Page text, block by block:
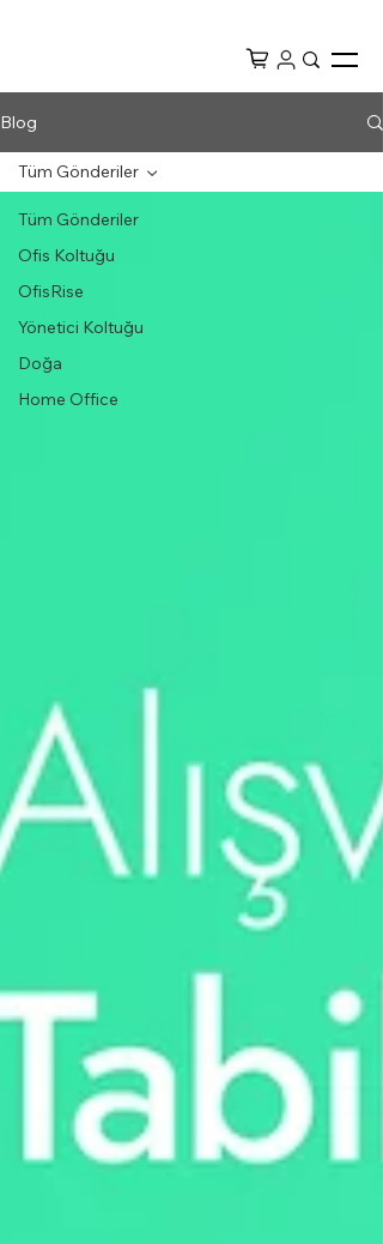
Blog
Tüm Gönderiler
Ofis Koltuğu
OfisRise
Yönetici Koltuğu
Doğa
Home Office
Tüm Gönderiler